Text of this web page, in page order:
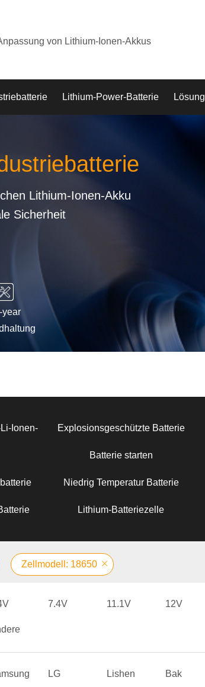
von Lithium-Ionen-Akkus
Lithium-Power-Batterie Lösung
Lithium-Ionen-Akku
Sicherheit
year
Ionen- Explosionsgeschützte Batterie
Batterie starten
Niedrig Temperatur Batterie
Lithium-Batteriezelle
Zellmodell: 18650
7.4V 11.1V 12V
LG Lishen Bak